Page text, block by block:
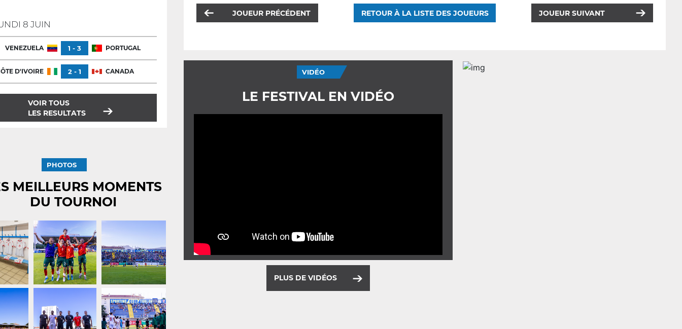
8 JUIN
VENEZUELA 1 - 3 PORTUGAL
D'IVOIRE 2 - 1 CANADA
VOIR TOUS
LES RESULTATS
PHOTOS
MEILLEURS MOMENTS
DU TOURNOI
JOUEUR PRÉCÉDENT RETOUR À LA LISTE DES JOUEURS JOUEUR SUIVANT
VIDÉO
LE FESTIVAL EN VIDÉO
PLUS DE VIDÉOS